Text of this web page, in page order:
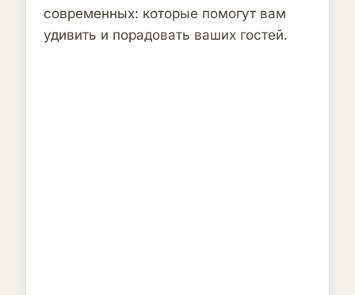
современных: которые помогут вам
удивить и порадовать ваших гостей.